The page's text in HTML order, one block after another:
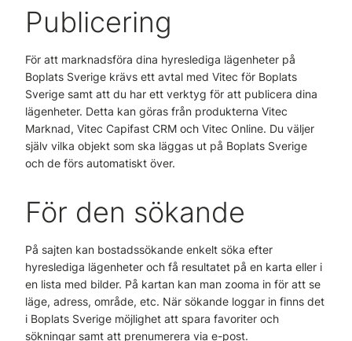
Publicering
För att marknadsföra dina hyreslediga lägenheter på
Boplats Sverige krävs ett avtal med Vitec för Boplats
Sverige samt att du har ett verktyg för att publicera dina
lägenheter. Detta kan göras från produkterna Vitec
Marknad, Vitec Capifast CRM och Vitec Online. Du väljer
själv vilka objekt som ska läggas ut på Boplats Sverige
och de förs automatiskt över.
För den sökande
På sajten kan bostadssökande enkelt söka efter
hyreslediga lägenheter och få resultatet på en karta eller i
en lista med bilder. På kartan kan man zooma in för att se
läge, adress, område, etc. När sökande loggar in finns det
i Boplats Sverige möjlighet att spara favoriter och
sökningar samt att prenumerera via e-post.